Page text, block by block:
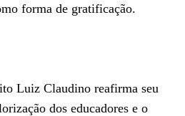
forma de gratificação.
Luiz Claudino reafirma seu
dos educadores e o